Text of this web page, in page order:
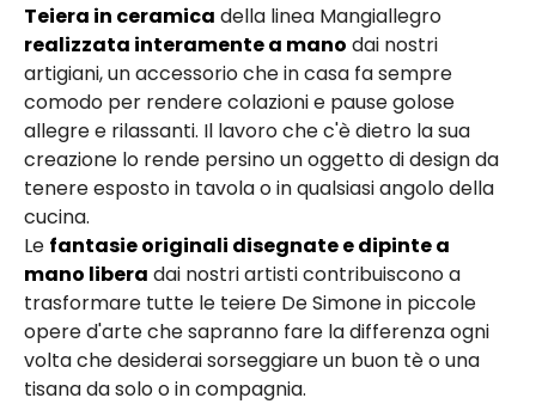
Teiera in ceramica della linea Mangiallegro
realizzata interamente a mano dai nostri
artigiani, un accessorio che in casa fa sempre
comodo per rendere colazioni e pause golose
allegre e rilassanti. Il lavoro che c'è dietro la sua
creazione lo rende persino un oggetto di design da
tenere esposto in tavola o in qualsiasi angolo della
cucina.
Le fantasie originali disegnate e dipinte a
mano libera dai nostri artisti contribuiscono a
trasformare tutte le teiere De Simone in piccole
opere d'arte che sapranno fare la differenza ogni
volta che desiderai sorseggiare un buon tè o una
tisana da solo o in compagnia.